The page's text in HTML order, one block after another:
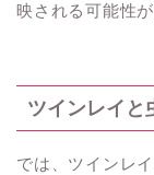
映される可能性
ツインレイと
では、ツインレ